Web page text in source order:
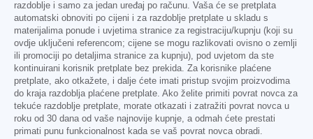
razdoblje i samo za jedan uređaj po računu. Vaša će se pretplata
automatski obnoviti po cijeni i za razdoblje pretplate u skladu s
materijalima ponude i uvjetima stranice za registraciju/kupnju (koji su
ovdje uključeni referencom; cijene se mogu razlikovati ovisno o zemlji
ili promociji po detaljima stranice za kupnju), pod uvjetom da ste
kontinuirani korisnik pretplate bez prekida. Za korisnike plaćene
pretplate, ako otkažete, i dalje ćete imati pristup svojim proizvodima
do kraja razdoblja plaćene pretplate. Ako želite primiti povrat novca za
tekuće razdoblje pretplate, morate otkazati i zatražiti povrat novca u
roku od 30 dana od vaše najnovije kupnje, a odmah ćete prestati
primati punu funkcionalnost kada se vaš povrat novca obradi.